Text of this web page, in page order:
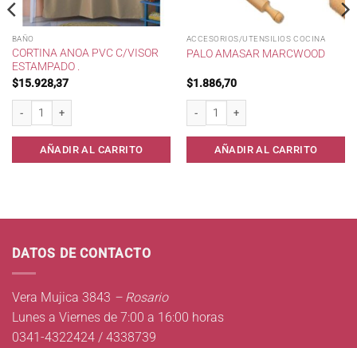
BAÑO
CORTINA ANOA PVC C/VISOR
ESTAMPADO .
$15.928,37
AÑADIR AL CARRITO
ACCESORIOS/UTENSILIOS COCINA
PALO AMASAR MARCWOOD
$1.886,70
AÑADIR AL CARRITO
DATOS DE CONTACTO
Vera Mujica 3843 – Rosario
Lunes a Viernes de 7:00 a 16:00 horas
0341-4322424 / 4338739